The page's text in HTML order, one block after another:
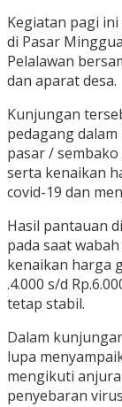
Kegiatan pagi
di Pasar
Pelalawan
dan aparat desa.
Kunjungan
pedagang
pasar /
serta kenaikan
covid-19 dan
Hasil pantauan
pada saat
kenaikan harga
.4.000 s/d
tetap stabil.
Dalam
lupa
mengikuti
penyebaran